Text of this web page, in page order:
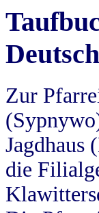
Zur
Jagdhaus
die